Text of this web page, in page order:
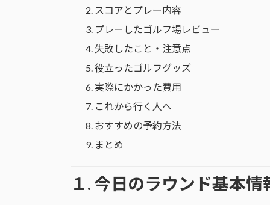
スコアとプレー内容
プレーしたゴルフ場レビュー
失敗したこと・注意点
役立ったゴルフグッズ
実際にかかった費用
これから行く人へ
おすすめの予約方法
まとめ
１. 今日のラウンド基本情